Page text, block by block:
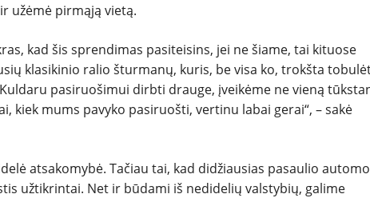
ir užėmė pirmąją vietą.
kad šis sprendimas pasiteisins, jei ne šiame, tai kituose
klasikinio ralio šturmanų, kuris, be visa ko, trokšta
pasiruošimui dirbti drauge, įveikėme ne vieną
mums pavyko pasiruošti, vertinu labai gerai“, – sakė
atsakomybė. Tačiau tai, kad didžiausias pasaulio
užtikrintai. Net ir būdami iš nedidelių valstybių, galime